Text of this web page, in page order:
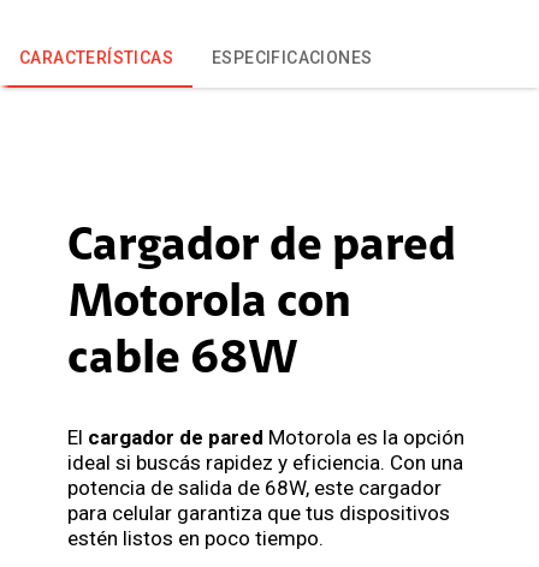
CARACTERÍSTICAS ESPECIFICACIONES
Cargador de pared
Motorola con
cable 68W
El cargador de pared Motorola es la opción
ideal si buscás rapidez y eficiencia. Con una
potencia de salida de 68W, este cargador
para celular garantiza que tus dispositivos
estén listos en poco tiempo.